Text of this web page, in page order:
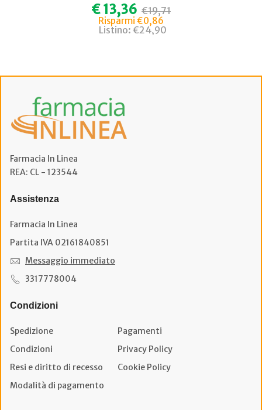
€ 13,36 €19,71
Risparmi €0,86
Listino: €24,90
Farmacia In Linea
REA: CL - 123544
Assistenza
Farmacia In Linea
Partita IVA 02161840851
Messaggio immediato
3317778004
Condizioni
Spedizione
Pagamenti
Condizioni
Privacy Policy
Resi e diritto di recesso
Cookie Policy
Modalità di pagamento